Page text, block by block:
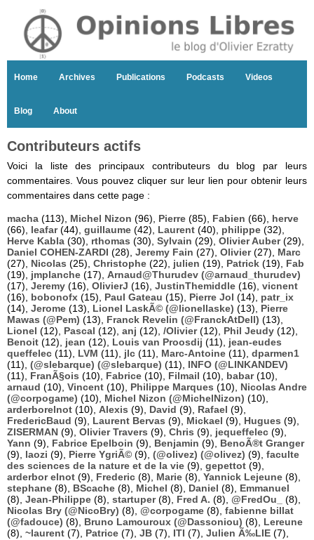
Home Archives Publications Podcasts Videos
Blog About
Contributeurs actifs
Voici la liste des principaux contributeurs du blog par leurs
commentaires. Vous pouvez cliquer sur leur lien pour obtenir leurs
commentaires dans cette page :
macha (113), Michel Nizon (96), Pierre (85), Fabien (66), herve
(66), leafar(44), guillaume (42), Laurent (40), philippe (32),
Herve Kabla (30), rthomas (30), Sylvain (29), Olivier Auber(29),
Daniel COHEN-ZARDI (28), Jeremy Fain (27), Olivier(27), Marc
(27), Nicolas (25), Christophe (22), julien (19), Patrick (19), Fab
(19), jmplanche (17), Arnaud@Thurudev (@arnaud_thurudev)
(17), Jeremy (16), OlivierJ (16), JustinThemiddle (16), vicnent
(16), bobonofx (15), Paul Gateau (15), Pierre Jol (14), patr_ix
(14), Jerome (13), Lionel LaskÃ© (@lionellaske) (13), Pierre
Mawas (@Pem) (13), Franck Revelin (@FranckAtDell) (13),
Lionel (12), Pascal (12), anj (12), /Olivier(12), Phil Jeudy (12),
Benoit (12), jean (12), Louis van Proosdij (11), jean-eudes
queffelec (11), LVM (11), jlc (11), Marc-Antoine (11), dparmen1
(11), (@slebarque) (@slebarque) (11), INFO (@LINKANDEV)
(11), FranÃ§ois (10), Fabrice (10), Filmail (10), babar(10),
arnaud (10), Vincent (10), Philippe Marques (10), Nicolas Andre
(@corpogame) (10), Michel Nizon (@MichelNizon) (10),
arderborelnot (10), Alexis (9), David (9), Rafael (9),
FredericBaud (9), Laurent Bervas (9), Mickael (9), Hugues (9),
ZISERMAN (9), Olivier Travers (9), Chris (9), jequeffelec (9),
Yann (9), Fabrice Epelboin (9), Benjamin (9), BenoÃ®t Granger
(9), laozi (9), Pierre YgriÃ© (9), (@olivez) (@olivez) (9), faculte
des sciences de la nature et de la vie (9), gepettot (9),
arderbor elnot (9), Frederic (8), Marie (8), Yannick Lejeune (8),
stephane (8), BScache (8), Michel (8), Daniel (8), Emmanuel
(8), Jean-Philippe (8), startuper(8), Fred A. (8), @FredOu_
(8),
Nicolas Bry (@NicoBry) (8), @corpogame (8), fabienne billat
(@fadouce) (8), Bruno Lamouroux (@Dassoniou) (8), Lereune
(8), ~laurent (7), Patrice (7), JB (7), ITI (7), Julien Ã‰LIE (7),